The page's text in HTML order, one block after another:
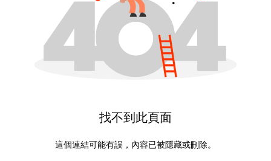
找不到此頁面
這個連結可能有誤，內容已被隱藏或刪除。